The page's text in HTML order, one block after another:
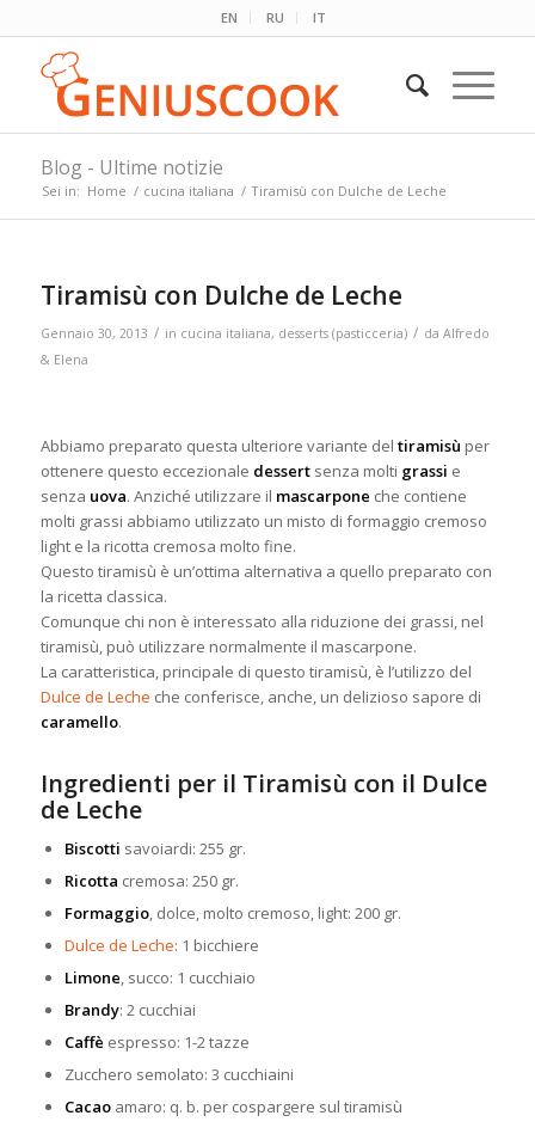
EN RU IT
Blog - Ultime notizie
Sei in: Home / cucina italiana / Tiramisù con Dulche de Leche
Tiramisù con Dulche de Leche
Gennaio 30, 2013 / in cucina italiana, desserts (pasticceria) / da Alfredo
& Elena
Abbiamo preparato questa ulteriore variante del tiramisù per
ottenere questo eccezionale dessertsenza molti grassi e
senza uova. Anziché utilizzare il mascarpone che contiene
molti grassi abbiamo utilizzato un misto di formaggio cremoso
light e la ricotta cremosa molto fine.
Questo tiramisù è un’ottima alternativa a quello preparato con
la ricetta classica.
Comunque chi non è interessato alla riduzione dei grassi, nel
tiramisù, può utilizzare normalmente il mascarpone.
La caratteristica, principale di questo tiramisù, è l’utilizzo del
Dulce de Leche che conferisce, anche, un delizioso sapore di
caramello.
Ingredienti per il Tiramisù con il Dulce
de Leche
Biscotti savoiardi: 255 gr.
Ricotta cremosa: 250 gr.
Formaggio, dolce, molto cremoso, light: 200 gr.
Dulce de Leche: 1 bicchiere
Limone, succo: 1 cucchiaio
Brandy: 2 cucchiai
Caffè espresso: 1-2 tazze
Zucchero semolato: 3 cucchiaini
Cacaoamaro: q. b. per cospargere sul tiramisù